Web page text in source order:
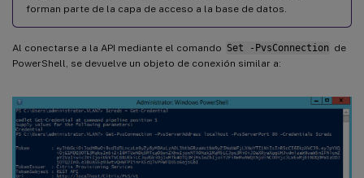
forman parte de la capa de acceso a la base de datos.
Al conectarse a la API mediante el comando Set -PvsConnection de
PowerShell, se devuelve un objeto de conexión similar a: